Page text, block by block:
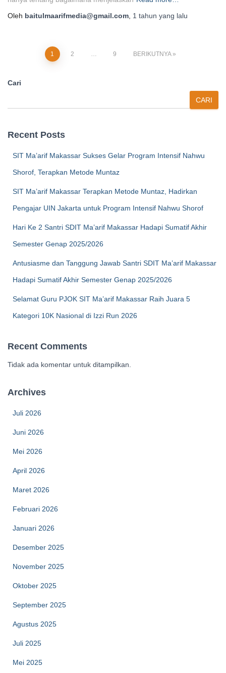
Oleh baitulmaarifmedia@gmail.com 1 tahun yang lalu
Paginasi
pos
1 2 … 9 BERIKUTNYA
Cari
CARI
Recent Posts
SIT Ma’arif Makassar Sukses Gelar Program Intensif Nahwu
Shorof, Terapkan Metode Muntaz
SIT Ma’arif Makassar Terapkan Metode Muntaz, Hadirkan
Pengajar UIN Jakarta untuk Program Intensif Nahwu Shorof
Hari Ke 2 Santri SDIT Ma’arif Makassar Hadapi Sumatif Akhir
Semester Genap 2025/2026
Antusiasme dan Tanggung Jawab Santri SDIT Ma’arif Makassar
Hadapi Sumatif Akhir Semester Genap 2025/2026
Selamat Guru PJOK SIT Ma’arif Makassar Raih Juara 5
Kategori 10K Nasional di Izzi Run 2026
Recent Comments
Tidak ada komentar untuk ditampilkan.
Archives
Juli 2026
Juni 2026
Mei 2026
April 2026
Maret 2026
Februari 2026
Januari 2026
Desember 2025
November 2025
Oktober 2025
September 2025
Agustus 2025
Juli 2025
Mei 2025